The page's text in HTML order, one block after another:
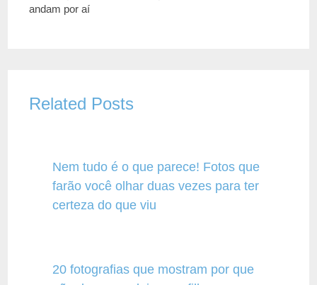
andam por aí
Related Posts
Nem tudo é o que parece! Fotos que
farão você olhar duas vezes para ter
certeza do que viu
20 fotografias que mostram por que